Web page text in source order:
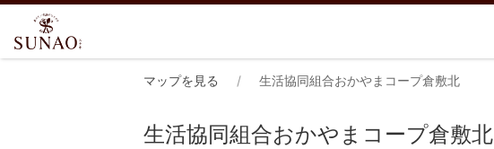
マップを見る 生活協同組合おかやまコープ倉敷北
生活協同組合おかやまコープ倉敷北